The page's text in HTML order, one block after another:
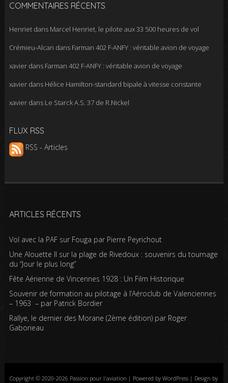
COMMENTAIRES RÉCENTS
Henrietdans Marcel Henriet, le pilote aux 33 500 heures de vol
Crémieu-Alcan dans Farman 402 F-ANFY : véritable avion de voyage
xavierdans Farman 402 F-ANFY : véritable avion de voyage
xavierdans Hélice Hamilton-standard bipale à vitesse constante
xavierdans Le Starck A.S. 37 de R.Nickel
FLUX RSS
RSS - Articles
ARTICLES RÉCENTS
Vol avec la PAF sur Fouga par Pierre Peyrichout
Une Alouette II sur la plage de Rivedoux : souvenirs du tournage
du “Jour le plus long”
Fête Aérienne de Vincennes 1928 : Un Film Historique
Souvenir de formation au pilotage à l’Aéroclub de Valenciennes
– 1963 – par Patrick Bordier
Rallye, le dernier des Morane (2ème édition) par Roger
Gaborieau
Copyright © 2020-2026 Passion pour l'aviation | Powered by WordPress | Design by